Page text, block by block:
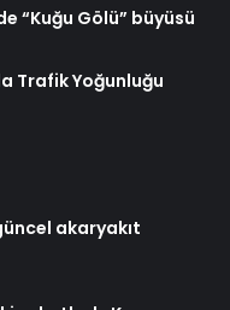
“Kuğu Gölü” büyüsü
Trafik Yoğunluğu
akaryakıt